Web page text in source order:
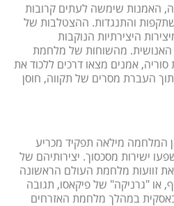
האמנות שימשה לעתים קרובות
והתנגדות. ההצטלבות של
היצירתיות הנוקבות
האנושית. מהשוחות של מלחמת
אמנים מצאו דרכים ללכוד את
העברת מסרים של תקווה, חוסן
המלחמה מילאה תפקיד מכריע
ישירות מסכסוך. יצירותיהם של
זוועות מלחמת העולם הראשונה
או "גרניקה" של פיקאסו, תגובה
במהלך מלחמת האזרחים